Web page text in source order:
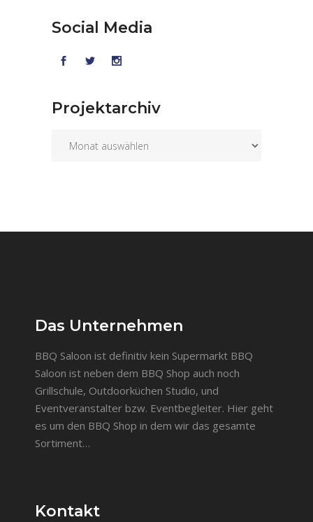
Social Media
Projektarchiv
Das Unternehmen
BBQ Saloon ist definitiv kein Supermarkt BBQ
Saloon ist neben dem BBQ Shop auch noch
Grillschule, Outdoorküchen Studio, und
Eventveranstalter bzw. Eventbegleiter. Hier geht
es um den BBQ Shop in dem wir das gesamte
Sortiment…
Kontakt